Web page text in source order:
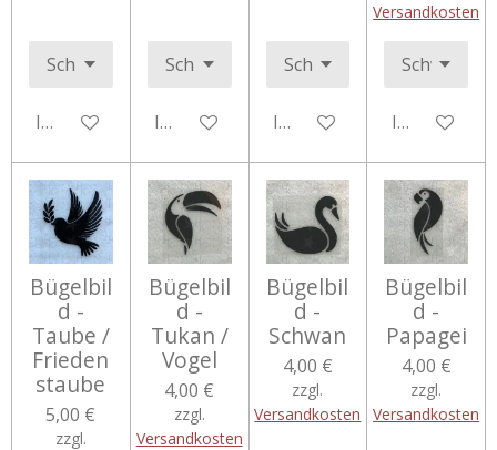
In den WarenkorbIn den WarenkorbIn den Warenkorb
Versandkosten
In den
Bügelbil
d -
Taube /
Frieden
staube
5,00 €
zzgl.
Bügelbil
d -
Tukan /
Vogel
4,00 €
zzgl.
Versandkosten
Bügelbil
d -
Schwan
4,00 €
zzgl.
Versandkosten
Bügelbil
d -
Papagei
4,00 €
zzgl.
Versandkosten